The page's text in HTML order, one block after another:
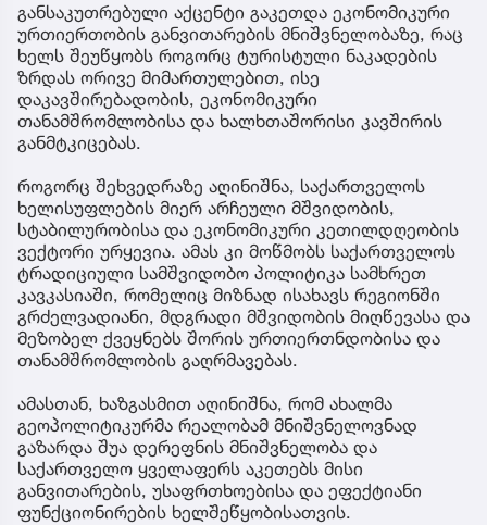
განსაკუთრებული აქცენტი გაკეთდა ეკონომიკური
ურთიერთობის განვითარების მნიშვნელობაზე, რაც
ხელს შეუწყობს როგორც ტურისტული ნაკადების
ზრდას ორივე მიმართულებით, ისე
დაკავშირებადობის, ეკონომიკური
თანამშრომლობისა და ხალხთაშორისი კავშირის
განმტკიცებას.
როგორც შეხვედრაზე აღინიშნა, საქართველოს
ხელისუფლების მიერ არჩეული მშვიდობის,
სტაბილურობისა და ეკონომიკური კეთილდღეობის
ვექტორი ურყევია. ამას კი მოწმობს საქართველოს
ტრადიციული სამშვიდობო პოლიტიკა სამხრეთ
კავკასიაში, რომელიც მიზნად ისახავს რეგიონში
გრძელვადიანი, მდგრადი მშვიდობის მიღწევასა და
მეზობელ ქვეყნებს შორის ურთიერთნდობისა და
თანამშრომლობის გაღრმავებას.
ამასთან, ხაზგასმით აღინიშნა, რომ ახალმა
გეოპოლიტიკურმა რეალობამ მნიშვნელოვნად
გაზარდა შუა დერეფნის მნიშვნელობა და
საქართველო ყველაფერს აკეთებს მისი
განვითარების, უსაფრთხოებისა და ეფექტიანი
ფუნქციონირების ხელშეწყობისათვის.